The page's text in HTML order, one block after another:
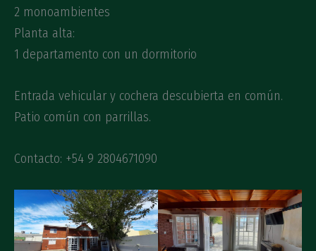
2 monoambientes
Planta alta:
1 departamento con un dormitorio
Entrada vehicular y cochera descubierta en común.
Patio común con parrillas.
Contacto: +54 9 2804671090